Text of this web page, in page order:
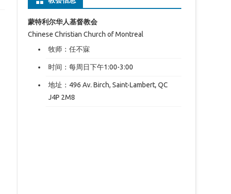
蒙特利尔华人基督教会
Chinese Christian Church of Montreal
牧师：任不寐
时间：每周日下午1:00-3:00
地址：496 Av. Birch, Saint-Lambert, QC
J4P 2M8